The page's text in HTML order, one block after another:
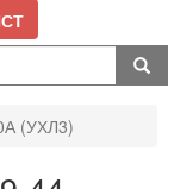
(УХЛ3)